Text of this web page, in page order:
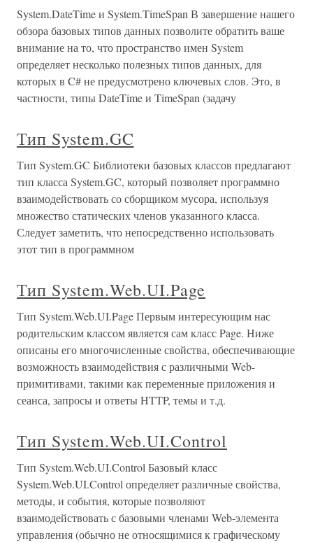
System.DateTime и System.TimeSpan В завершение нашего
обзора базовых типов данных позволите обратить ваше
внимание на то, что пространство имен System
определяет несколько полезных типов данных, для
которых в C# не предусмотрено ключевых слов. Это, в
частности, типы DateTime и TimeSpan (задачу
Тип System.GC
Тип System.GC Библиотеки базовых классов предлагают
тип класса System.GC, который позволяет программно
взаимодействовать со сборщиком мусора, используя
множество статических членов указанного класса.
Следует заметить, что непосредственно использовать
этот тип в программном
Тип System.Web.UI.Page
Тип System.Web.UI.Page Первым интересующим нас
родительским классом является сам класс Page. Ниже
описаны его многочисленные свойства, обеспечивающие
возможность взаимодействия с различными Web-
примитивами, такими как переменные приложения и
сеанса, запросы и ответы HTTP, темы и т.д.
Тип System.Web.UI.Control
Тип System.Web.UI.Control Базовый класс
System.Web.UI.Control определяет различные свойства,
методы, и события, которые позволяют
взаимодействовать с базовыми членами Web-элемента
управления (обычно не относящимися к графическому